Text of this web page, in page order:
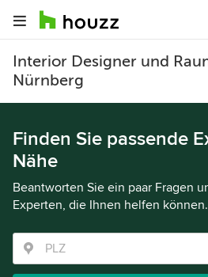
Interior Designer und
Nürnberg
Finden Sie passende
Nähe
Beantworten Sie ein paar Fragen
Experten, die Ihnen helfen können.